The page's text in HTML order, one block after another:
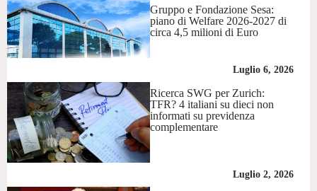
Gruppo e Fondazione Sesa:
piano di Welfare 2026-2027 di
circa 4,5 milioni di Euro
Luglio 6, 2026
Ricerca SWG per Zurich:
TFR? 4 italiani su dieci non
informati su previdenza
complementare
Luglio 2, 2026